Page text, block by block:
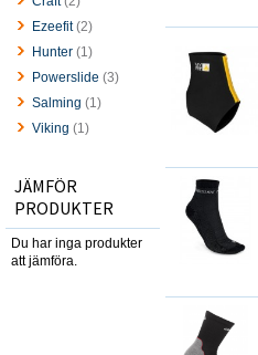
Ezeefit(2)
Hunter (1)
Powerslide (3)
Salming (1)
Viking (1)
JÄMFÖR
PRODUKTER
Du har inga produkter
att jämföra.